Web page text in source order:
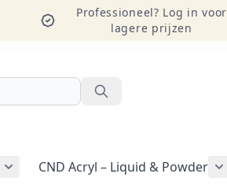
Professioneel? Log in voor
lagere prijzen
CND Acryl – Liquid & Powder